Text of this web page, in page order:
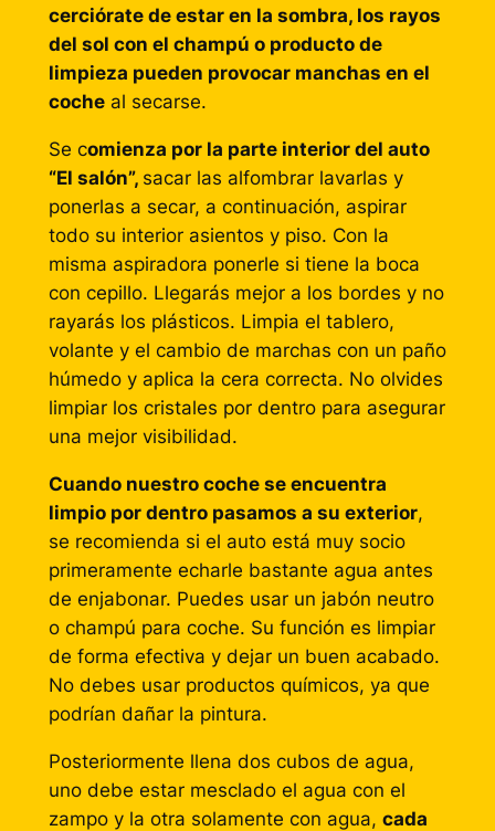
cerciórate de estar en la sombra, los rayos
del sol con el champú o producto de
limpieza pueden provocar manchas en el
cocheal secarse.
Se comienza por la parte interior del auto
“El salón”, sacar las alfombrar lavarlas y
ponerlas a secar, a continuación, aspirar
todo su interior asientos y piso. Con la
misma aspiradora ponerle si tiene la boca
con cepillo. Llegarás mejor a los bordes y no
rayarás los plásticos. Limpia el tablero,
volante y el cambio de marchas con un paño
húmedo y aplica la cera correcta. No olvides
limpiar los cristales por dentro para asegurar
una mejor visibilidad.
Cuando nuestro coche se encuentra
limpio por dentro pasamos a su exterior,
se recomienda si el auto está muy socio
primeramente echarle bastante agua antes
de enjabonar. Puedes usar un jabón neutro
o champú para coche. Su función es limpiar
de forma efectiva y dejar un buen acabado.
No debes usar productos químicos, ya que
podrían dañar la pintura.
Posteriormente llena dos cubos de agua,
uno debe estar mesclado el agua con el
zampo y la otra solamente con agua, cada